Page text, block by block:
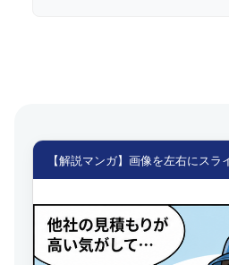
【解説マンガ】画像を左右にス